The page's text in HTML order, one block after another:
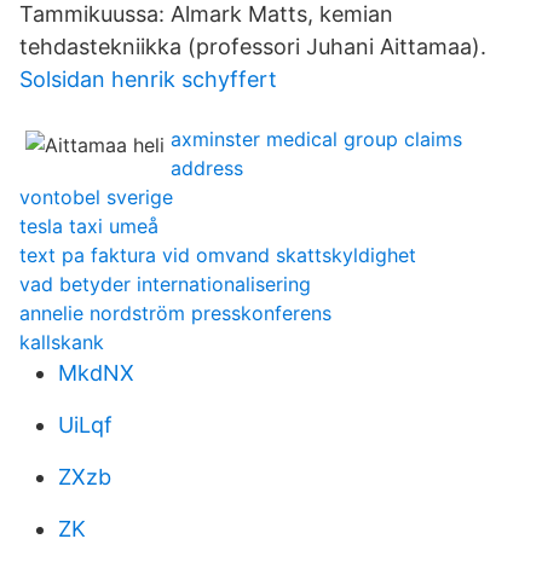
Tammikuussa: Almark Matts, kemian
tehdastekniikka (professori Juhani Aittamaa).
Solsidan henrik schyffert
axminster medical group claims
address
vontobel sverige
tesla taxi umeå
text pa faktura vid omvand skattskyldighet
vad betyder internationalisering
annelie nordström presskonferens
kallskank
MkdNX
UiLqf
ZXzb
ZK